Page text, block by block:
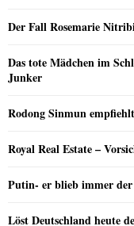
Der Fall Rosemarie
Das tote Mädchen im
Junker
Rodong Sinmun
Royal Real Estate –
Putin- er blieb immer
Löst Deutschland heute